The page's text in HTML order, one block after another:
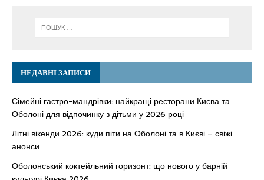
НЕДАВНІ ЗАПИСИ
Сімейні гастро-мандрівки: найкращі ресторани Києва та
Оболоні для відпочинку з дітьми у 2026 році
Літні вікенди 2026: куди піти на Оболоні та в Києві – свіжі
анонси
Оболонський коктейльний горизонт: що нового у барній